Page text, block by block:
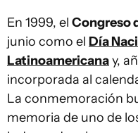
En 1999, el Congreso
junio como el Día
Latinoamericanay,
incorporada al
La conmemoración
memoria de uno de